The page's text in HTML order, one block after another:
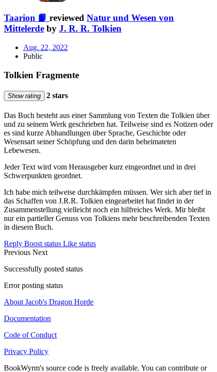
Taarion 📙 reviewed Natur und Wesen von
Mittelerde by J. R. R. Tolkien
Aug. 22, 2022
Public
Tolkien Fragmente
Show rating 2 stars
Das Buch besteht aus einer Sammlung von Texten die Tolkien über
und zu seinem Werk geschrieben hat. Teilweise sind es Notizen oder
es sind kurze Abhandlungen über Sprache, Geschichte oder
Wesensart seiner Schöpfung und den darin beheimateten
Lebewesen.
Jeder Text wird vom Herausgeber kurz eingeordnet und in drei
Schwerpunkten geordnet.
Ich habe mich teilweise durchkämpfen müssen. Wer sich aber tief in
das Schaffen von J.R.R. Tolkien eingearbeitet hat findet in der
Zusammenstellung vielleicht noch ein hilfreiches Werk. Mir bleibt
nur ein partieller Genuss von Tolkiens mehr beschreibenden Texten
in diesem Buch.
Reply Boost status Like status
Previous Next
Successfully posted status
Error posting status
About Jacob's Dragon Horde
Documentation
Code of Conduct
Privacy Policy
BookWyrm's source code is freely available. You can contribute or